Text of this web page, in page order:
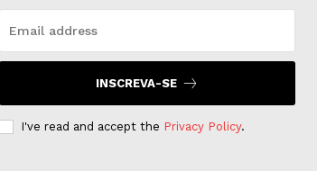
INSCREVA-SE
I've read and accept the Privacy Policy.